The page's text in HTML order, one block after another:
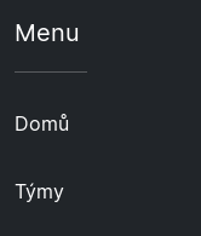
Menu
Domů
Týmy